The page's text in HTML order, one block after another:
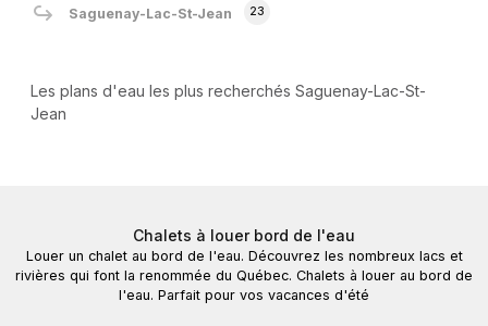
Saguenay-Lac-St-Jean 23
Les plans d'eau les plus recherchés Saguenay-Lac-St-
Jean
Chalets à louer bord de l'eau
Louer un chalet au bord de l'eau. Découvrez les nombreux lacs et
rivières qui font la renommée du Québec. Chalets à louer au bord de
l'eau. Parfait pour vos vacances d'été